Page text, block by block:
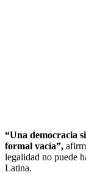
“Una democracia
formal vacía”,
legalidad no puede
Latina.